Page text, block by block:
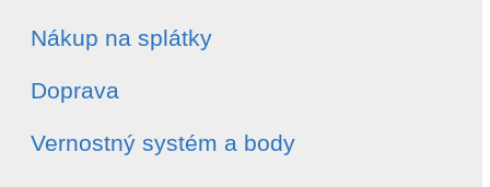
Nákup na splátky
Doprava
Vernostný systém a body